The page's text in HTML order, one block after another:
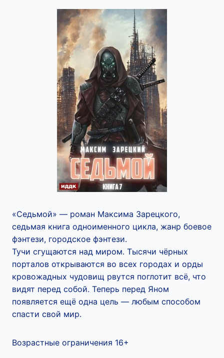
«Седьмой» — роман Максима Зарецкого,
седьмая книга одноименного цикла, жанр боевое
фэнтези, городское фэнтези.
Тучи сгущаются над миром. Тысячи чёрных
порталов открываются во всех городах и орды
кровожадных чудовищ рвутся поглотит всё, что
видят перед собой. Теперь перед Яном
появляется ещё одна цель — любым способом
спасти свой мир.
Возрастные ограничения 16+